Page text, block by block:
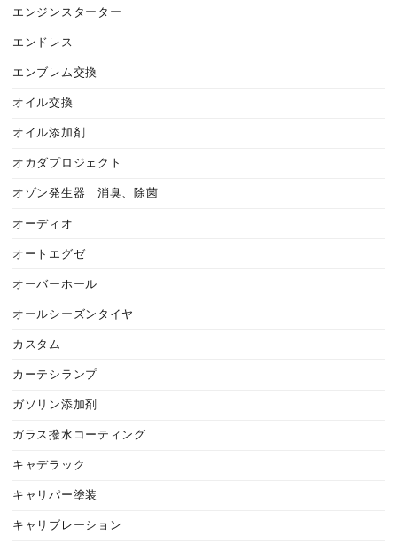
エンジンスターター
エンドレス
エンブレム交換
オイル交換
オイル添加剤
オカダプロジェクト
オゾン発生器 消臭、除菌
オーディオ
オートエグゼ
オーバーホール
オールシーズンタイヤ
カスタム
カーテシランプ
ガソリン添加剤
ガラス撥水コーティング
キャデラック
キャリパー塗装
キャリブレーション